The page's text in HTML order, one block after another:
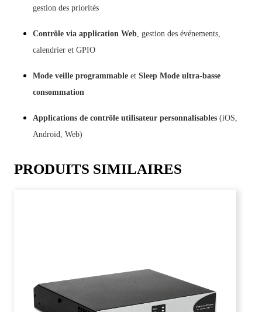
gestion des priorités
Contrôle via application Web , gestion des événements,
calendrier et GPIO
Mode veille programmable et Sleep Mode ultra-basse
consommation
Applications de contrôle utilisateur personnalisables (iOS,
Android, Web)
PRODUITS SIMILAIRES